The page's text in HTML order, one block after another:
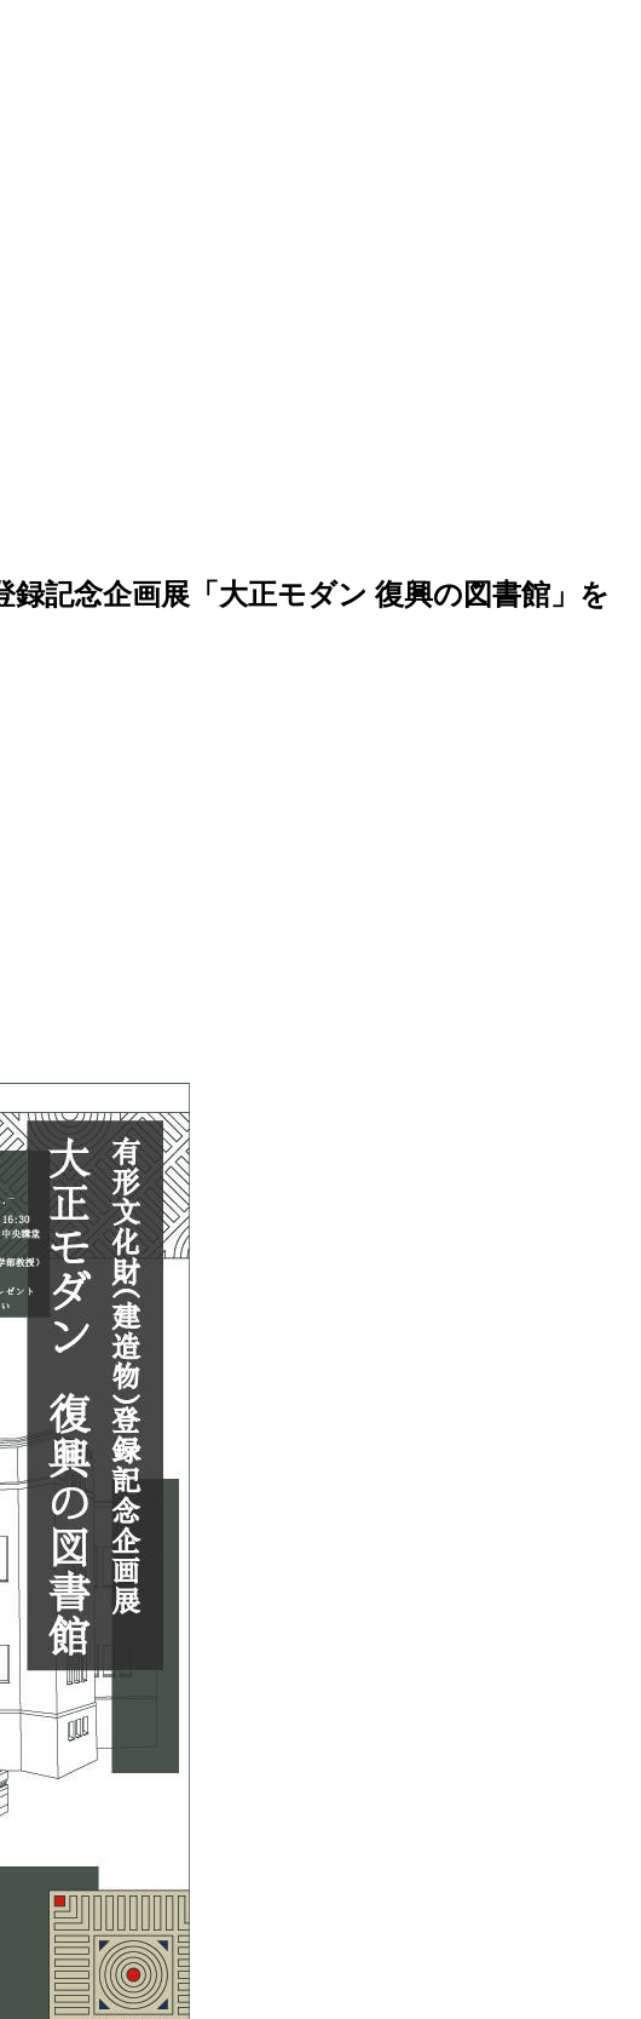
録記念企画展「大正モダン 復興の図書館」を